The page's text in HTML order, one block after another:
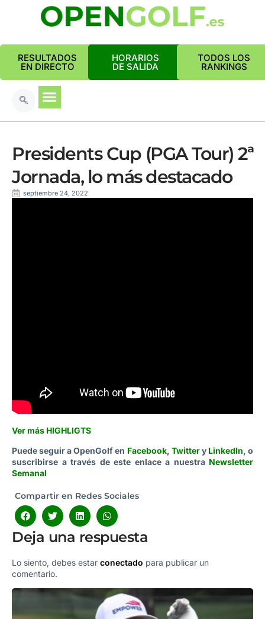
RESULTADOS
EN DIRECTO
HORARIOS
DE SALIDA
TODOS LOS
RANKINGS
Presidents Cup (PGA Tour) 2ª
Jornada, lo más destacado
septiembre 24, 2022
Ver más HIGHLIGTS
Puede seguir a OpenGolf en Facebook, Twittery LinkedIn, o
suscribirse a través de este enlace a nuestra Newsletter
Semanal
Compartir en Redes Sociales
Deja una respuesta
Lo siento, debes estar conectado para publicar un
comentario.